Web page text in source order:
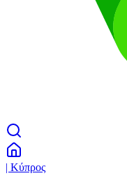
| Κύπρος